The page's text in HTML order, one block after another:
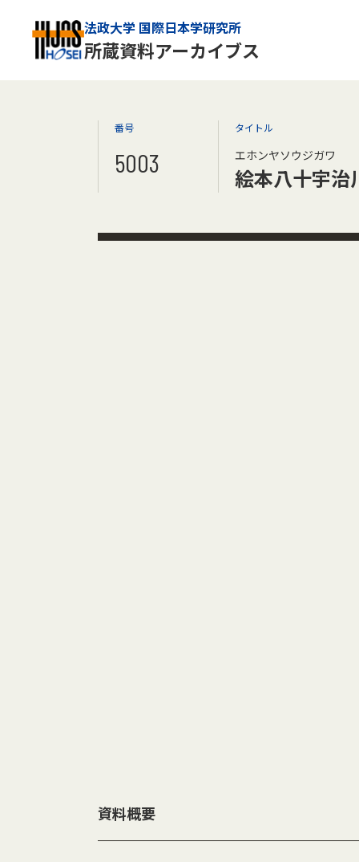
法政大学 国際日本学研究所
所蔵資料アーカイブス
番号
5003
タイトル
エホンヤソウジガワ
絵本八十宇治
資料概要